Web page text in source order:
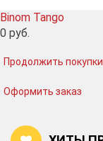
Binom Tango
0 руб.
Продолжить покупки
Оформить заказ